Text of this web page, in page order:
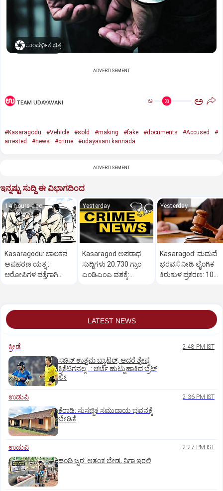
ಸಾಂದರ್ಭಿಕ ಚಿತ್ರ
ADVERTISEMENT
TEAM UDAYAVANI ಅ ಅ
#Kasaragodu #Vehicle #sold #making #fake #documents #Accused
#
arrested
#news #crime #udayavani kannada
ADVERTISEMENT
ಇನ್ನಷ್ಟು ಸುದ್ದಿ ಈ ವಿಭಾಗದಿಂದ
14 hours ago
Kasaragodu: ಬಾಲಕನ
ಅಪಹರಣ ಯತ್ನ :
ಆರೋಪಿಗಳ ಪತ್ತೆಗಾಗಿ
Yesterday
Kasaragod ಅಪರಾಧ
ಸುದ್ದಿಗಳು 20.730 ಗ್ರಾಂ
ಎಂಡಿಎಂಎ ವಶಕ್ಕೆ:
Yesterday
Kasaragod: ಮದುವೆ
ಭರವಸೆ ನೀಡಿ ಲೈಂಗಿಕ
ಕಿರುಕುಳ ಪ್ರಕರಣ: 10
LATEST NEWS
ಕ್ರೀಡೆ 2:48 PM IST
ಸಚಿನ್‌ ಉತ್ತಮ ಬ್ಯಾಟರ್‌, ಆದರೆ ಶ್ರೇಷ್ಠ
ಕ್ರಿಕೆಟಿಗನಲ್ಲ…: ಚರ್ಚೆ ಹುಟ್ಟುಹಾಕಿದ ಬ್ರೆಟ್‌
ಲೀ
ಉಡುಪಿ 2:36 PM IST
ಕೆರಾಡಿ: ಸುಸಜ್ಜಿತ ಸಮುದಾಯ ಭವನಕ್ಕೆ
ಬೇಡಿಕೆ
ಉಡುಪಿ 2:27 PM IST
ಹಂದಿ ಜ್ವರ: ಆತಂಕ ಬೇಡ, ನಿಗಾ ಇರಲಿ